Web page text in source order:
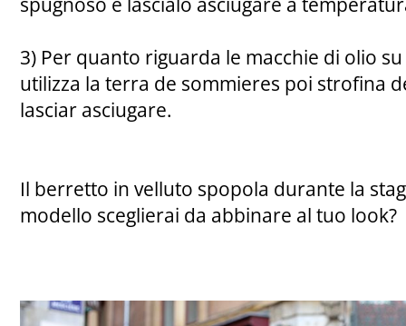
3) Per quanto riguarda le macchie di olio
utilizza la terra de sommieres poi strofina
lasciar asciugare.
Il berretto in velluto spopola durante la
modello sceglierai da abbinare al tuo look?